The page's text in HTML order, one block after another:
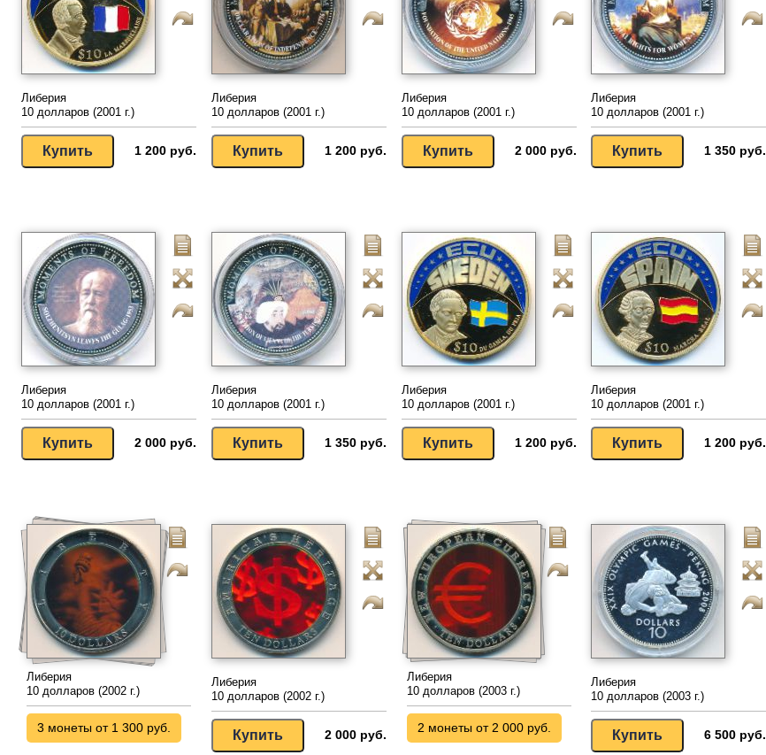
Либерия
10 долларов (2001 г.)
1 200 руб.
Либерия
10 долларов (2001 г.)
1 200 руб.
Либерия
10 долларов (2001 г.)
2 000 руб.
Либерия
10 долларов (2001 г.)
1 350 руб.
Либерия
10 долларов (2001 г.)
2 000 руб.
Либерия
10 долларов (2001 г.)
1 350 руб.
Либерия
10 долларов (2001 г.)
1 200 руб.
Либерия
10 долларов (2001 г.)
1 200 руб.
Либерия
10 долларов (2002 г.)
3 монеты от 1 300 руб.
Либерия
10 долларов (2002 г.)
2 000 руб.
Либерия
10 долларов (2003 г.)
2 монеты от 2 000 руб.
Либерия
10 долларов (2003 г.)
6 500 руб.